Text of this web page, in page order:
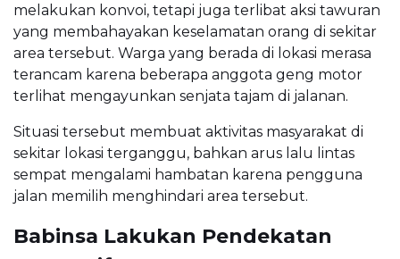
melakukan konvoi, tetapi juga terlibat aksi tawuran
yang membahayakan keselamatan orang di sekitar
area tersebut. Warga yang berada di lokasi merasa
terancam karena beberapa anggota geng motor
terlihat mengayunkan senjata tajam di jalanan.
Situasi tersebut membuat aktivitas masyarakat di
sekitar lokasi terganggu, bahkan arus lalu lintas
sempat mengalami hambatan karena pengguna
jalan memilih menghindari area tersebut.
Babinsa Lakukan Pendekatan